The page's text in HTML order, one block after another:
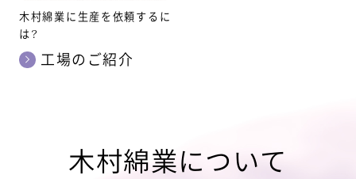
木村綿業に生産を依頼するに
は？
工場のご紹介
木村綿業について